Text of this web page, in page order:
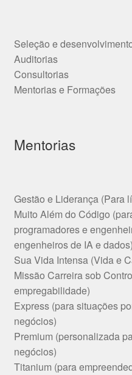
Seleção e
Auditorias
Consultorias
Mentorias e Formações
Mentorias
Gestão e Liderança (Para
Muito Além do Código
programadores e
engenheiros de IA e dados)
Sua Vida Intensa (Vida e
Missão Carreira sob
empregabilidade)
Express (para situações
negócios)
Premium (personalizada
negócios)
Titanium (para